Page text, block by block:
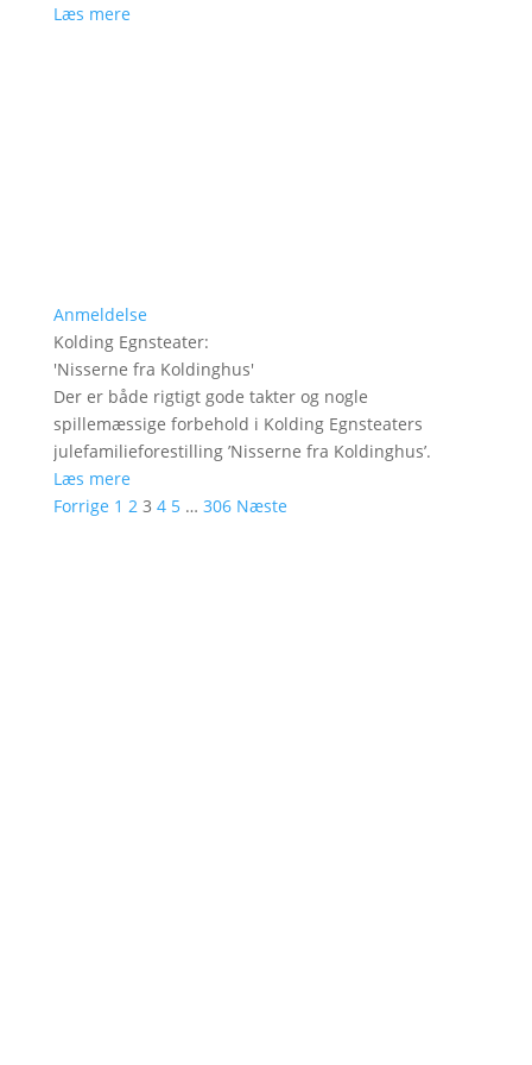
Læs mere
Anmeldelse
Kolding Egnsteater:
'Nisserne fra Koldinghus'
Der er både rigtigt gode takter og nogle
spillemæssige forbehold i Kolding Egnsteaters
julefamilieforestilling ’Nisserne fra Koldinghus’.
Læs mere
Forrige 1 2 3 4 5 … 306 Næste